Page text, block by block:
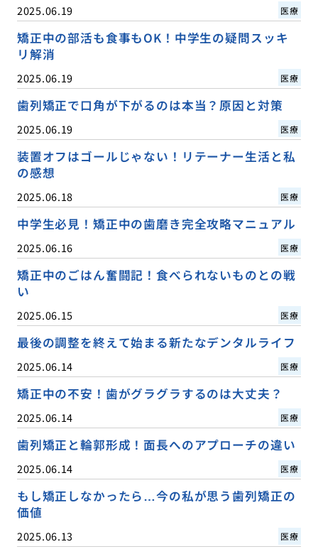
2025.06.19 医療
矯正中の部活も食事もOK！中学生の疑問スッキ
リ解消
2025.06.19 医療
歯列矯正で口角が下がるのは本当？原因と対策
2025.06.19 医療
装置オフはゴールじゃない！リテーナー生活と私
の感想
2025.06.18 医療
中学生必見！矯正中の歯磨き完全攻略マニュアル
2025.06.16 医療
矯正中のごはん奮闘記！食べられないものとの戦
い
2025.06.15 医療
最後の調整を終えて始まる新たなデンタルライフ
2025.06.14 医療
矯正中の不安！歯がグラグラするのは大丈夫？
2025.06.14 医療
歯列矯正と輪郭形成！面長へのアプローチの違い
2025.06.14 医療
もし矯正しなかったら…今の私が思う歯列矯正の
価値
2025.06.13 医療